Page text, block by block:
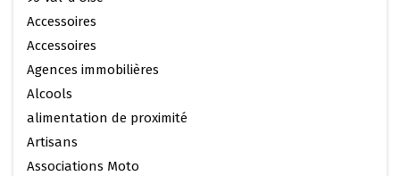
Accessoires
Accessoires
Agences immobilières
Alcools
alimentation de proximité
Artisans
Associations Moto